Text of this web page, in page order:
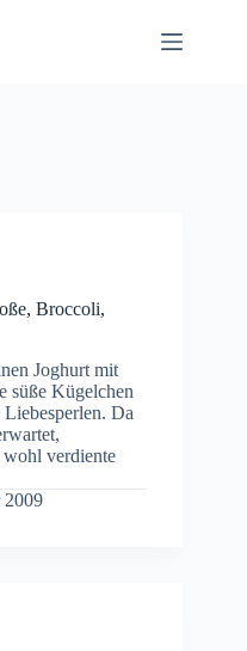
Broccoli,
Joghurt mit
süße Kügelchen
Da
verdiente
2009